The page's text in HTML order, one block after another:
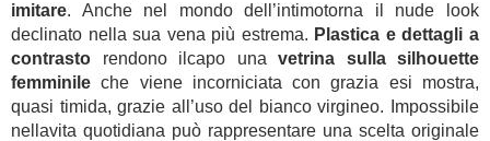
imitare. Anche nel mondo dell’intimotorna il nude look
declinato nella sua vena più estrema. Plastica e dettagli a
contrasto rendono ilcapo una vetrina sulla silhouette
femminile che viene incorniciata con grazia esi mostra,
quasi timida, grazie all’uso del bianco virgineo. Impossibile
nellavita quotidiana può rappresentare una scelta originale